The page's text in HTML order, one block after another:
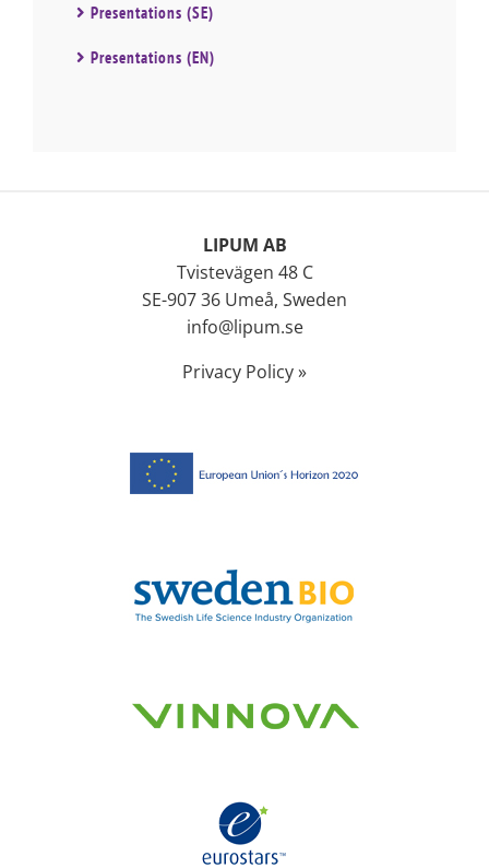
Presentations (SE)
Presentations (EN)
LIPUM AB
Tvistevägen 48 C
SE-907 36 Umeå, Sweden
info@lipum.se
Privacy Policy »